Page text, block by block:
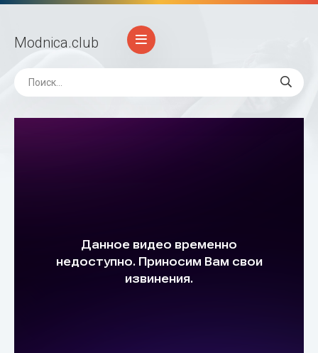
Modnica.club